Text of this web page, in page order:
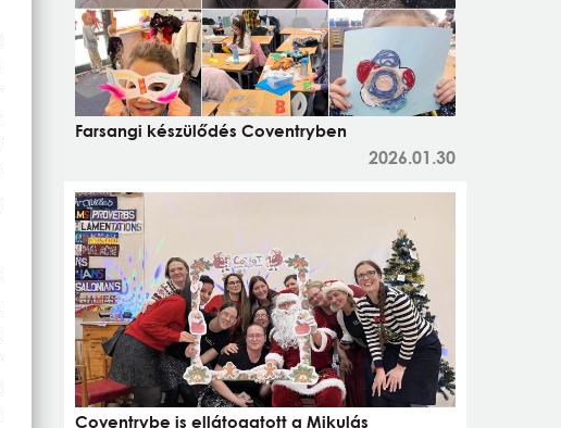
Farsangi készülődés Coventryben
2026.01.30
Coventrybe is ellátogatott a Mikulás